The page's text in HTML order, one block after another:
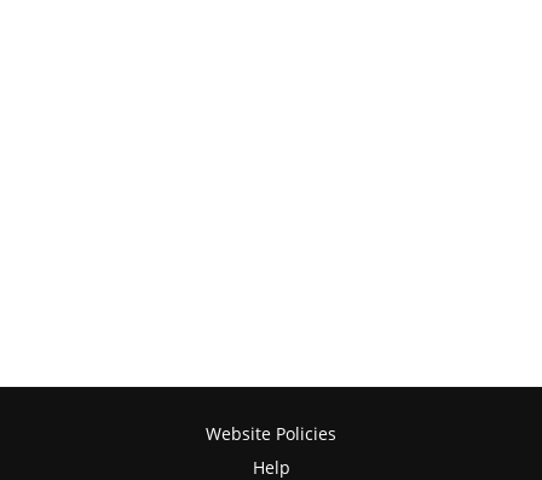
Website Policies
Help